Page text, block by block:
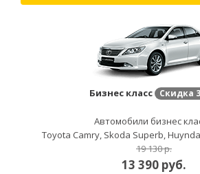
Бизнес класс Скидка
Автомобили бизнес
Toyota Camry, Skoda Superb,
19 130 р.
13 390 руб.